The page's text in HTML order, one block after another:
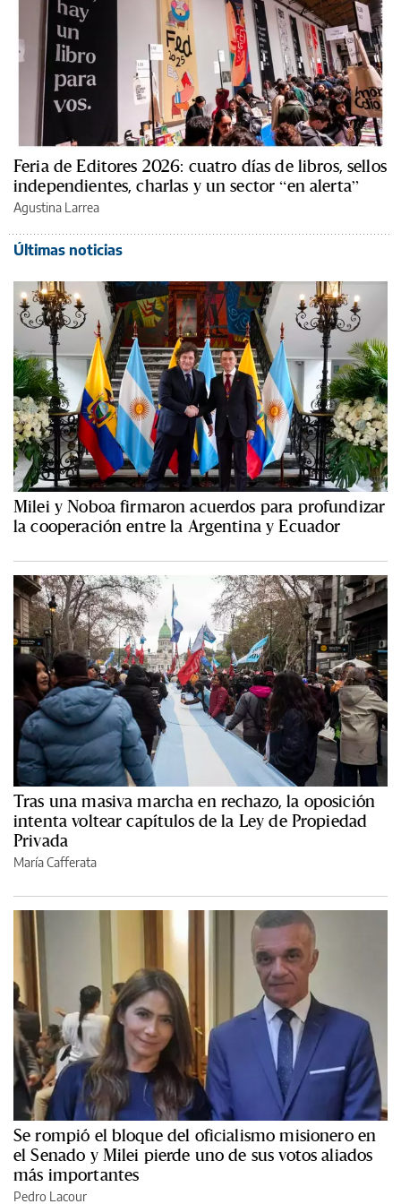
Feria de Editores 2026: cuatro días de libros, sellos
independientes, charlas y un sector “en alerta”
Agustina Larrea
Últimas noticias
Milei y Noboa firmaron acuerdos para profundizar
la cooperación entre la Argentina y Ecuador
Tras una masiva marcha en rechazo, la oposición
intenta voltear capítulos de la Ley de Propiedad
Privada
María Cafferata
Se rompió el bloque del oficialismo misionero en
el Senado y Milei pierde uno de sus votos aliados
más importantes
Pedro Lacour